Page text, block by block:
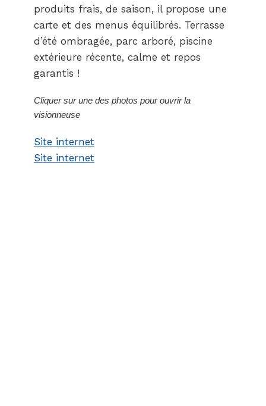
produits frais, de saison, il propose une
carte et des menus équilibrés. Terrasse
d’été ombragée, parc arboré, piscine
extérieure récente, calme et repos
garantis !
Cliquer sur une des photos pour ouvrir la
visionneuse
Site internet
Site internet